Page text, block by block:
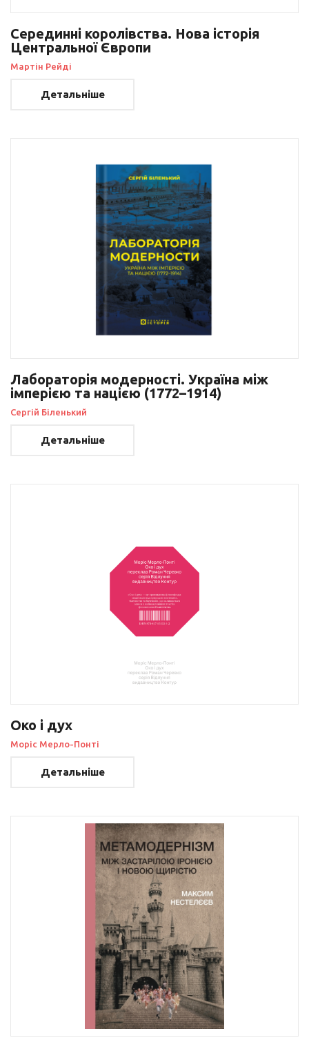
Серединні королівства. Нова історія
Центральної Європи
Мартін Рейді
Детальніше
Лабораторія модерності. Україна між
імперією та нацією (1772–1914)
Сергій Біленький
Детальніше
Око і дух
Моріс Мерло-Понті
Детальніше